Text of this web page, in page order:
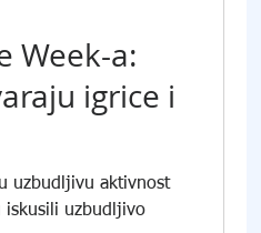
Week-a:
igrice i
uzbudljivu aktivnost
iskusili uzbudljivo